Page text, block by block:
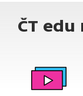
ČT